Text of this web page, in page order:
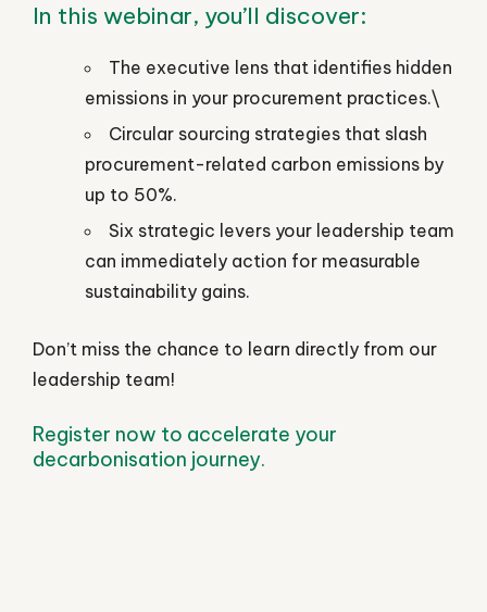
In this webinar, you’ll discover:
The executive lens that identifies hidden
emissions in your procurement practices.\
Circular sourcing strategies that slash
procurement-related carbon emissions by
up to 50%.
Six strategic levers your leadership team
can immediately action for measurable
sustainability gains.
Don’t miss the chance to learn directly from our
leadership team!
Register now to accelerate your
decarbonisation journey.